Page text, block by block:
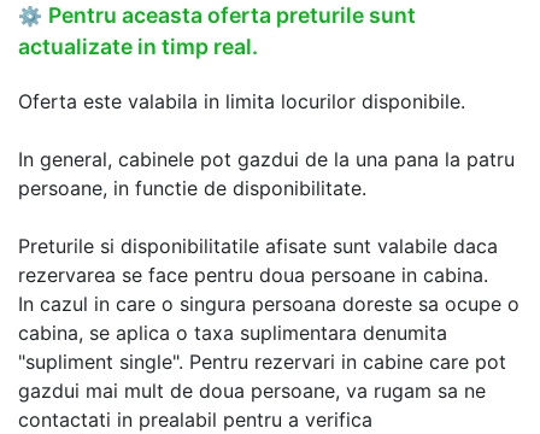
⚙ Pentru aceasta oferta preturile sunt
actualizate in timp real.
Oferta este valabila in limita locurilor disponibile.
In general, cabinele pot gazdui de la una pana la patru
persoane, in functie de disponibilitate.
Preturile si disponibilitatile afisate sunt valabile daca
rezervarea se face pentru doua persoane in cabina.
In cazul in care o singura persoana doreste sa ocupe o
cabina, se aplica o taxa suplimentara denumita
"supliment single". Pentru rezervari in cabine care pot
gazdui mai mult de doua persoane, va rugam sa ne
contactati in prealabil pentru a verifica